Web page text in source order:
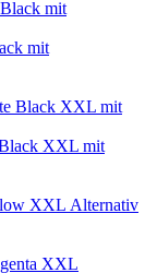
mit
XXL mit
Alternativ